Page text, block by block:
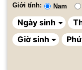
Giới tính: Nam